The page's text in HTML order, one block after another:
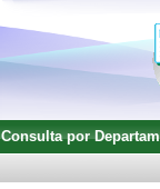
Consulta por